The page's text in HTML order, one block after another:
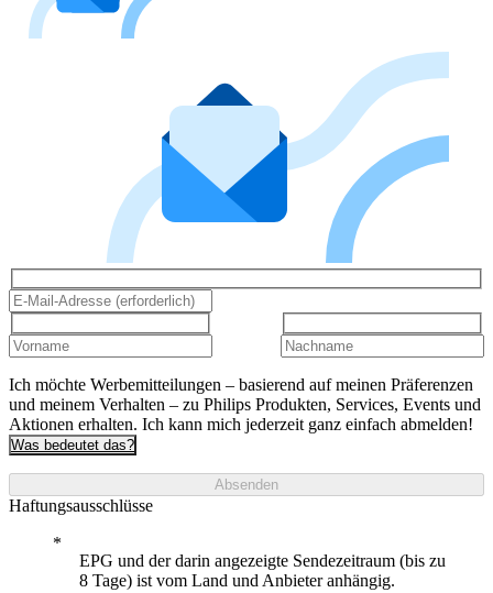
Ich möchte Werbemitteilungen – basierend auf meinen Präferenzen
und meinem Verhalten – zu Philips Produkten, Services, Events und
Aktionen erhalten. Ich kann mich jederzeit ganz einfach abmelden!
Was bedeutet das?
Absenden
Haftungsausschlüsse
EPG und der darin angezeigte Sendezeitraum (bis zu
8 Tage) ist vom Land und Anbieter anhängig.